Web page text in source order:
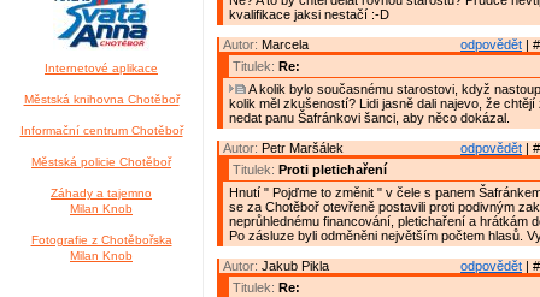
Internetové aplikace
Městská knihovna Chotěboř
Informační centrum Chotěboř
Městská policie Chotěboř
Záhady a tajemno
Milan Knob
Fotografie z Chotěbořska
Milan Knob
kvalifikace jaksi nestačí :-D
odpovědět |
Autor: Marcela
Titulek: Re:
A kolik bylo současnému starostovi, když
kolik měl zkušeností? Lidi jasně dali najevo, že
nedat panu Šafránkovi šanci, aby něco dokázal.
odpovědět |
Autor: Petr Maršálek
Titulek: Proti pletichaření
Hnutí " Pojďme to změnit " v čele s panem
se za Chotěboř otevřeně postavili proti podivným
neprůhlednému financování, pletichaření a hrátkám
Po zásluze byli odměněni největším počtem hlasů.
odpovědět |
Autor: Jakub Pikla
Titulek: Re: